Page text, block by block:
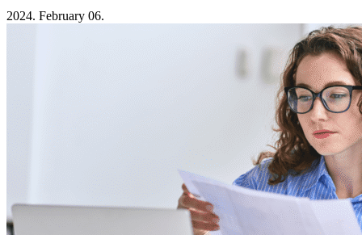
2024. February 06.